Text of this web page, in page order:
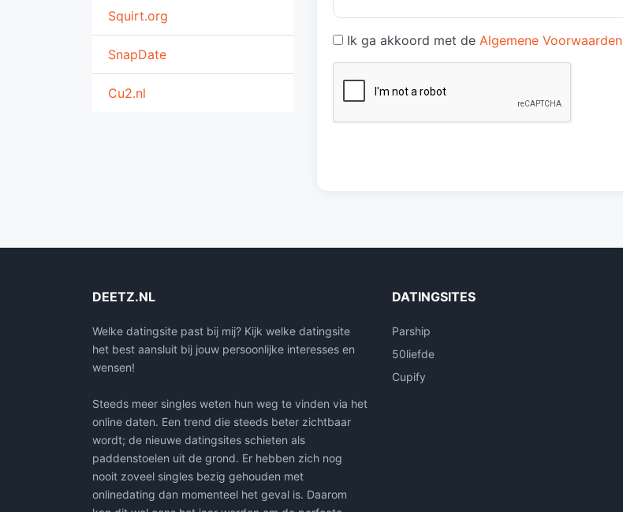
Squirt.org
SnapDate
Cu2.nl
Ik ga akkoord met de Algemene Voorwaarden
DEETZ.NL
Welke datingsite past bij mij? Kijk welke datingsite
het best aansluit bij jouw persoonlijke interesses en
wensen!
Steeds meer singles weten hun weg te vinden via het
online daten. Een trend die steeds beter zichtbaar
wordt; de nieuwe datingsites schieten als
paddenstoelen uit de grond. Er hebben zich nog
nooit zoveel singles bezig gehouden met
onlinedating dan momenteel het geval is. Daarom
DATINGSITES
Parship
50liefde
Cupify